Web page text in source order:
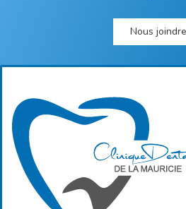
Nous joindre